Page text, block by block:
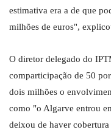
estimativa era a de que
milhões de euros",
O diretor delegado do
comparticipação de 50
dois milhões o
como "o Algarve entrou
deixou de haver